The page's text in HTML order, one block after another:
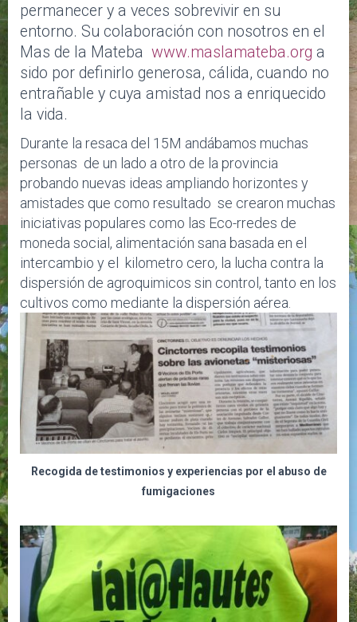
permanecer y a veces sobrevivir en su
entorno. Su colaboración con nosotros en el
Mas de la Mateba www.maslamateba.org a
sido por definirlo generosa, cálida, cuando no
entrañable y cuya amistad nos a enriquecido
la vida.
Durante la resaca del 15M andábamos muchas
personas de un lado a otro de la provincia
probando nuevas ideas ampliando horizontes y
amistades que como resultado se crearon muchas
iniciativas populares como las Eco-rredes de
moneda social, alimentación sana basada en el
intercambio y el kilometro cero, la lucha contra la
dispersión de agroquimicos sin control, tanto en los
cultivos como mediante la dispersión aérea.
Recogida de testimonios y experiencias por el abuso de
fumigaciones